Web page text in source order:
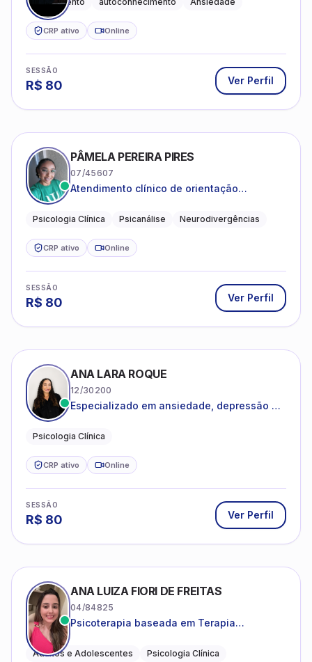
CRP ativo Online
SESSÃO
R$ 80 Ver Perfil
PÂMELA PEREIRA PIRES
07/45607
Atendimento clínico de orientação
crianças neurotípicas
Psicologia Clínica Psicanálise Neurodivergências
CRP ativo Online
SESSÃO
R$ 80 Ver Perfil
ANA LARA ROQUE
12/30200
Especializado em ansiedade, depressão e
Psicologia Clínica
CRP ativo Online
SESSÃO
R$ 80 Ver Perfil
ANA LUIZA FIORI DE FREITAS
04/84825
Psicoterapia baseada em Terapia
Adultos e Adolescentes Psicologia Clínica